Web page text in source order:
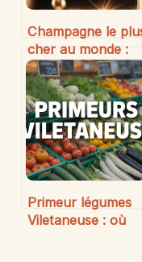
Champagne le
cher au monde :
immersion dans
l’univers exclusif
des grandes
cuvées
Primeur légumes
Viletaneuse : où